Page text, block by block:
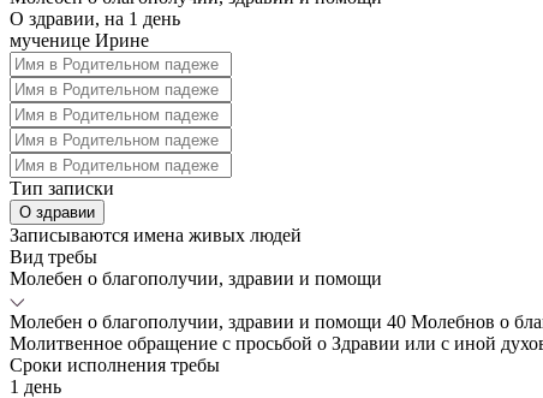
О здравии, на 1 день
мученице Ирине
Тип записки
О здравии
Записываются имена живых людей
Вид требы
Молебен о благополучии, здравии и помощи
Молебен о благополучии, здравии и помощи 40 Молебнов о
Молитвенное обращение с просьбой о Здравии или с иной
Сроки исполнения требы
1 день